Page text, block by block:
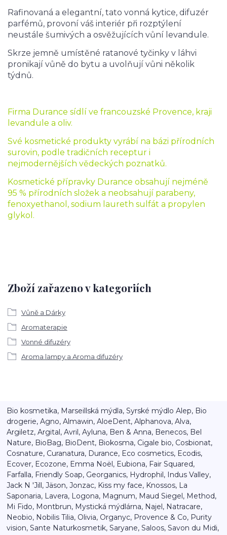
Rafinovaná a elegantní, tato vonná kytice, difuzér
parfémů, provoní váš interiér při rozptýlení
neustále šumivých a osvěžujících vůní levandule.
Skrze jemně umístěné ratanové tyčinky v láhvi
pronikají vůně do bytu a uvolňují vůni několik
týdnů.
Firma Durance sídlí ve francouzské Provence, kraji
levandule a oliv.
Své kosmetické produkty vyrábí na bázi přírodních
surovin, podle tradičních receptur i
nejmodernějších vědeckých poznatků.
Kosmetické přípravky Durance obsahují nejméně
95 % přírodních složek a neobsahují parabeny,
fenoxyethanol, sodium laureth sulfát a propylen
glykol.
Zboží zařazeno v kategoriích
Vůně a Dárky
Aromaterapie
Vonné difuzéry
Aroma lampy a Aroma difuzéry
Bio kosmetika, Marseillská mýdla, Syrské mýdlo Alep, Bio
drogerie, Agno, Almawin, AloeDent, Alphanova, Alva,
Argiletz, Argital, Avril, Ayluna, Ben & Anna, Benecos, Bel
Nature, BioBag, BioDent, Biokosma, Cigale bio, Cosbionat,
Cosnature, Curanatura, Durance, Eco cosmetics, Ecodis,
Ecover, Ecozone, Emma Noël, Eubiona, Fair Squared,
Farfalla, Friendly Soap, Georganics, Hydrophil, Indus Valley,
Jack N 'Jill, Jäson, Jonzac, Kiss my face, Knossos, La
Saponaria, Lavera, Logona, Magnum, Maud Siegel, Method,
Mi Fido, Montbrun, Mystická mýdlárna, Najel, Natracare,
Neobio, Nobilis Tilia, Olivia, Organyc, Provence & Co, Purity
vision, Sante Naturkosmetik, Saryane, Saloos, Savon du Midi,